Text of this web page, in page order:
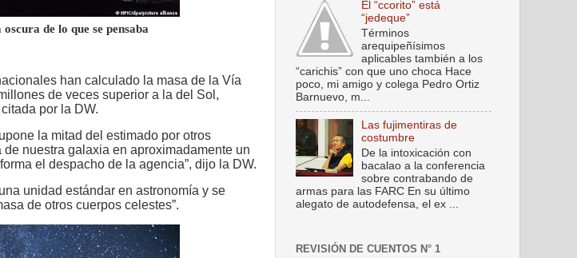
de lo que se pensaba
han calculado la masa de la Vía
de veces superior a la del Sol,
por la DW.
la mitad del estimado por otros
nuestra galaxia en aproximadamente un
el despacho de la agencia”, dijo la DW.
unidad estándar en astronomía y se
de otros cuerpos celestes”.
El “ccorito” está
“jedeque”
Términos
arequipeñísimos
aplicables también a los
“carichis” con que uno choca Hace
poco, mi amigo y colega Pedro Ortiz
Barnuevo, m...
Las fujimentiras de
costumbre
De la intoxicación con
bacalao a la conferencia
sobre contrabando de
armas para las FARC En su último
alegato de autodefensa, el ex ...
REVISIÓN DE CUENTOS N° 1